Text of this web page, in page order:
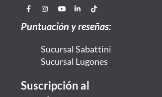
Puntuación y reseñas:
Sucursal Sabattini
Sucursal Lugones
Suscripción al